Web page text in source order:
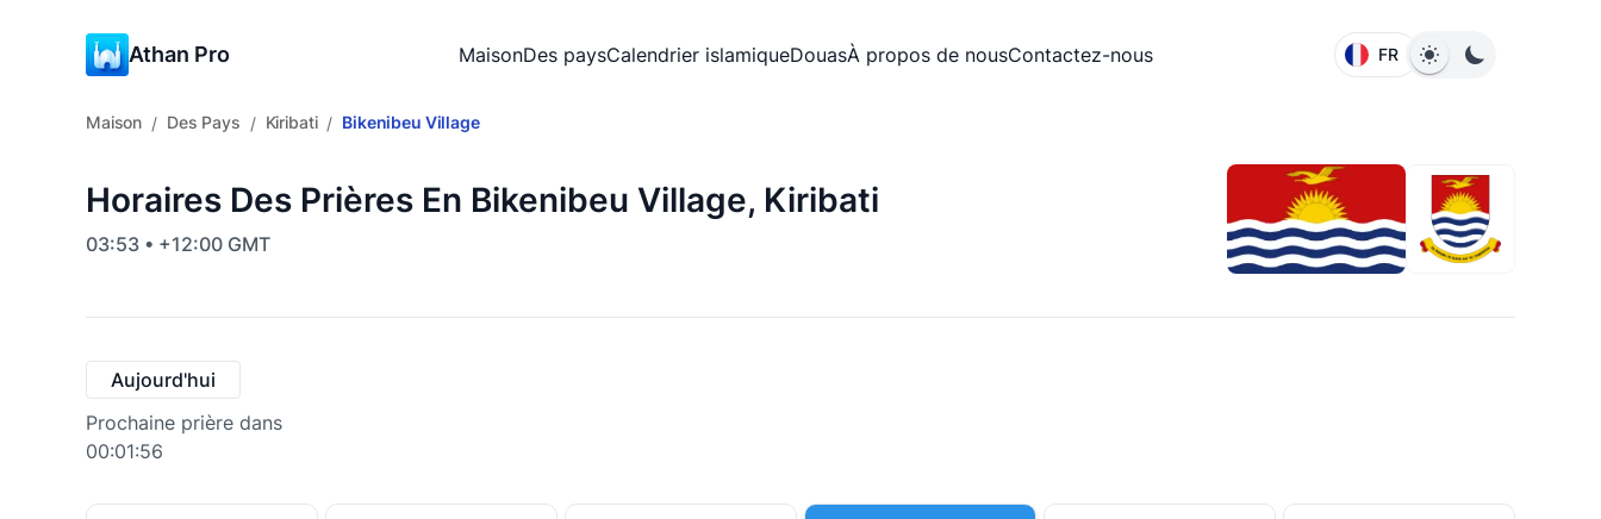
Athan Pro MaisonDes paysCalendrier islamiqueDouasÀ propos de nousContactez-nous FR
Maison / Des Pays / Kiribati / Bikenibeu Village
Horaires Des Prières En Bikenibeu Village, Kiribati
03:53 • +12:00 GMT
Aujourd'hui
Prochaine prière dans
00:01:55